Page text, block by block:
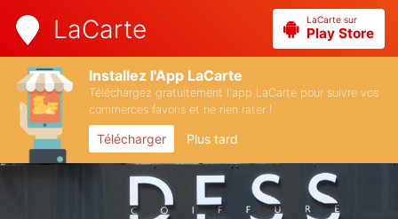
LaCarte LaCarte sur
Play Store
Installez l'App LaCarte
Téléchargez gratuitement l'app LaCarte pour suivre vos
commerces favoris et ne rien rater !
Télécharger Plus tard